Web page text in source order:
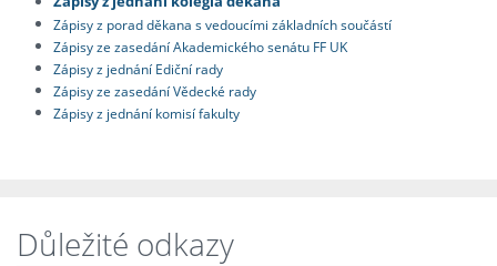
Zápisy z porad děkana s vedoucími základních součástí
Zápisy ze zasedání Akademického senátu FF UK
Zápisy z jednání Ediční rady
Zápisy ze zasedání Vědecké rady
Zápisy z jednání komisí fakulty
Důležité odkazy